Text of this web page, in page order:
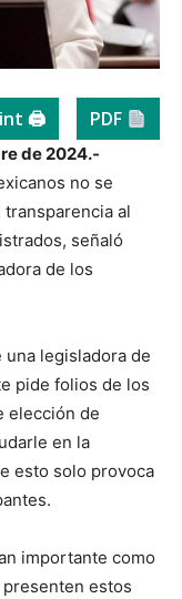
🖨 PDF
de 2024.-
no se
al
señaló
de los
legisladora de
pide folios de los
elección de
en la
esto solo provoca
importante como
estos